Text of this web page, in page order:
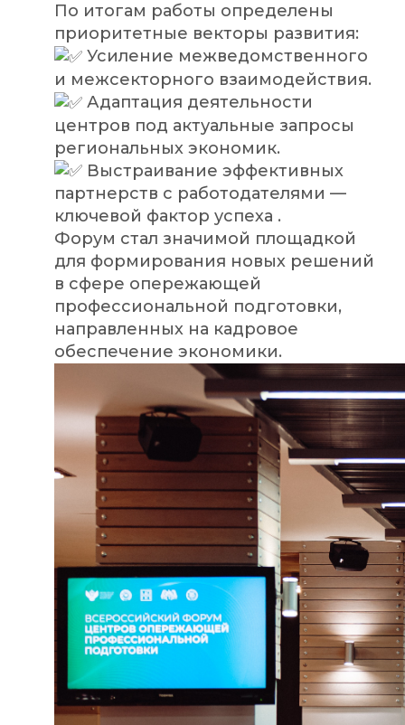
По итогам работы определены
приоритетные векторы развития:
Усиление межведомственного
и межсекторного взаимодействия.
Адаптация деятельности
центров под актуальные запросы
региональных экономик.
Выстраивание эффективных
партнерств с работодателями —
ключевой фактор успеха .
Форум стал значимой площадкой
для формирования новых решений
в сфере опережающей
профессиональной подготовки,
направленных на кадровое
обеспечение экономики.